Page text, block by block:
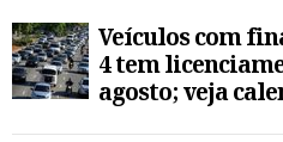
Veículos com
4 tem
agosto; veja